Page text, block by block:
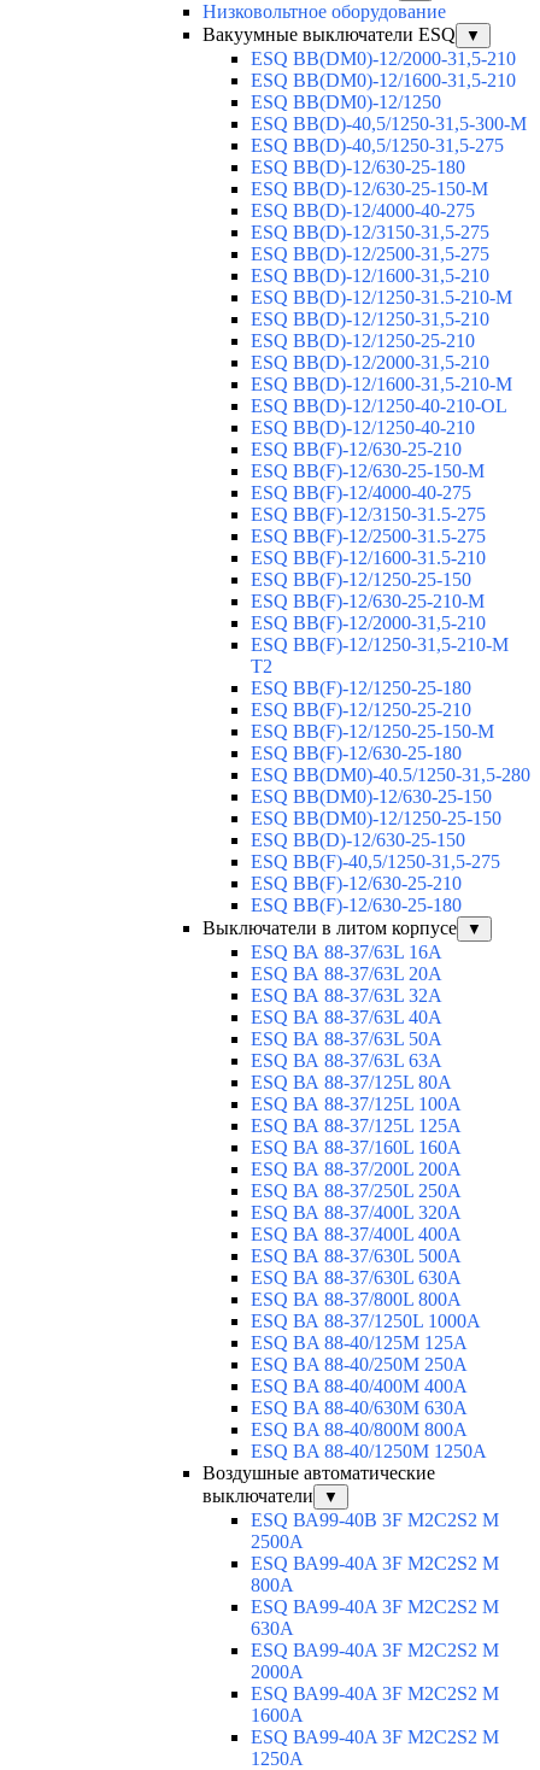
Низковольтное оборудование
Вакуумные выключатели ESQ
▼
ESQ ВВ(DM0)-12/2000-31,5-210
ESQ ВВ(DM0)-12/1600-31,5-210
ESQ ВВ(DM0)-12/1250
ESQ ВВ(D)-40,5/1250-31,5-300-М
ESQ ВВ(D)-40,5/1250-31,5-275
ESQ ВВ(D)-12/630-25-180
ESQ ВВ(D)-12/630-25-150-М
ESQ ВВ(D)-12/4000-40-275
ESQ ВВ(D)-12/3150-31,5-275
ESQ ВВ(D)-12/2500-31,5-275
ESQ ВВ(D)-12/1600-31,5-210
ESQ ВВ(D)-12/1250-31.5-210-М
ESQ ВВ(D)-12/1250-31,5-210
ESQ ВВ(D)-12/1250-25-210
ESQ BB(D)-12/2000-31,5-210
ESQ BB(D)-12/1600-31,5-210-М
ESQ BB(D)-12/1250-40-210-OL
ESQ BB(D)-12/1250-40-210
ESQ ВВ(F)-12/630-25-210
ESQ ВВ(F)-12/630-25-150-М
ESQ ВВ(F)-12/4000-40-275
ESQ ВВ(F)-12/3150-31.5-275
ESQ ВВ(F)-12/2500-31.5-275
ESQ ВВ(F)-12/1600-31.5-210
ESQ ВВ(F)-12/1250-25-150
ESQ BB(F)-12/630-25-210-М
ESQ BB(F)-12/2000-31,5-210
ESQ BB(F)-12/1250-31,5-210-М
T2
ESQ BB(F)-12/1250-25-180
ESQ ВВ(F)-12/1250-25-210
ESQ ВВ(F)-12/1250-25-150-М
ESQ BB(F)-12/630-25-180
ESQ ВВ(DM0)-40.5/1250-31,5-280
ESQ ВВ(DM0)-12/630-25-150
ESQ ВВ(DM0)-12/1250-25-150
ESQ BB(D)-12/630-25-150
ESQ ВВ(F)-40,5/1250-31,5-275
ESQ ВВ(F)-12/630-25-210
ESQ ВВ(F)-12/630-25-180
Выключатели в литом корпусе
▼
ESQ ВА 88-37/63L 16A
ESQ ВА 88-37/63L 20A
ESQ ВА 88-37/63L 32A
ESQ ВА 88-37/63L 40A
ESQ ВА 88-37/63L 50A
ESQ ВА 88-37/63L 63A
ESQ ВА 88-37/125L 80A
ESQ ВА 88-37/125L 100A
ESQ ВА 88-37/125L 125A
ESQ ВА 88-37/160L 160A
ESQ ВА 88-37/200L 200A
ESQ ВА 88-37/250L 250A
ESQ ВА 88-37/400L 320A
ESQ ВА 88-37/400L 400A
ESQ ВА 88-37/630L 500A
ESQ ВА 88-37/630L 630A
ESQ ВА 88-37/800L 800A
ESQ ВА 88-37/1250L 1000A
ESQ BA 88-40/125M 125A
ESQ BA 88-40/250M 250A
ESQ BA 88-40/400M 400A
ESQ BA 88-40/630М 630A
ESQ BA 88-40/800M 800A
ESQ BA 88-40/1250М 1250A
Воздушные автоматические
выключатели
▼
ESQ ВА99-40B 3F M2C2S2 M
2500A
ESQ ВА99-40A 3F M2C2S2 М
800A
ESQ ВА99-40A 3F M2C2S2 М
630A
ESQ ВА99-40A 3F M2C2S2 М
2000A
ESQ ВА99-40A 3F M2C2S2 М
1600A
ESQ ВА99-40A 3F M2C2S2 М
1250A